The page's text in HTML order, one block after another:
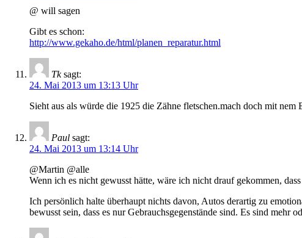
@ will sagen
Gibt es schon:
http://www.gekaho.de/html/planen_reparatur.html
Tk sagt:
24. Mai 2013 um 13:13 Uhr
Sieht aus als würde die 1925 die Zähne fletschen.mach doch mit nem
Paul sagt:
24. Mai 2013 um 13:14 Uhr
@Martin @alle
Wenn ich es nicht gewusst hätte, wäre ich nicht drauf gekommen,
Ich persönlich halte überhaupt nichts davon, Autos derartig zu
bewusst sein, dass es nur Gebrauchsgegenstände sind. Es sind